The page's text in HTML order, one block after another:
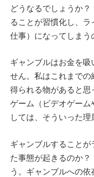
どうなるでしょうか
ることが習慣化し、
仕事）になってしまう
ギャンブルはお金を
せん。私はこれまで
得られる物があると思
ゲーム（ビデオゲーム
しては、そういった理
ギャンブルすること
た事態が起きるのか
う。ギャンブルへの